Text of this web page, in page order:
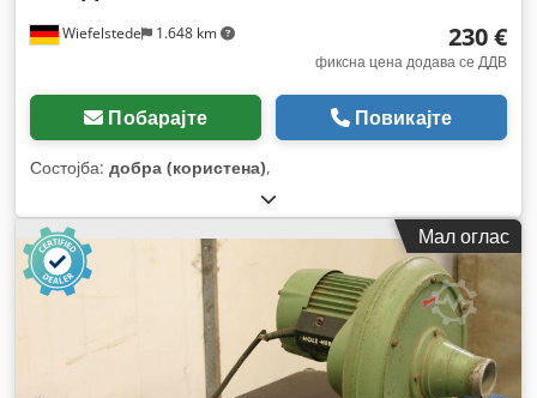
Wiefelstede 1.648 km 230 €
фиксна цена додава се ДДВ
Побарајте Повикајте
Состојба: добра (користена),
Мал оглас